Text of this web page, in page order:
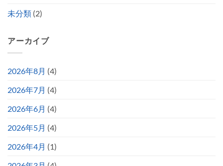
未分類 (2)
アーカイブ
2026年8月 (4)
2026年7月 (4)
2026年6月 (4)
2026年5月 (4)
2026年4月 (1)